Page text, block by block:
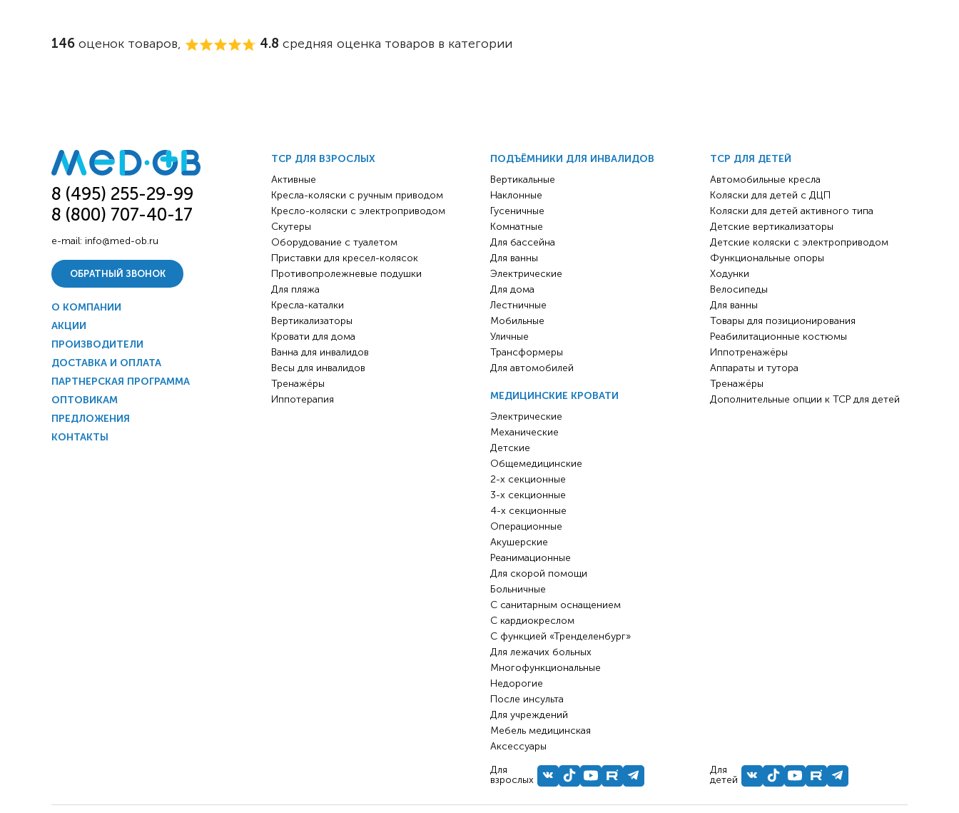
146 оценок товаров, 4.8 средняя оценка товаров в категории
8 (495) 255-29-99
8 (800) 707-40-17
e-mail: info@med-ob.ru
ОБРАТНЫЙ ЗВОНОК
О КОМПАНИИ
АКЦИИ
ПРОИЗВОДИТЕЛИ
ДОСТАВКА И ОПЛАТА
ПАРТНЕРСКАЯ ПРОГРАММА
ОПТОВИКАМ
ПРЕДЛОЖЕНИЯ
КОНТАКТЫ
ТСР ДЛЯ ВЗРОСЛЫХ
Активные
Кресла-коляски с ручным приводом
Кресло-коляски с электроприводом
Скутеры
Оборудование с туалетом
Приставки для кресел-колясок
Противопролежневые подушки
Для пляжа
Кресла-каталки
Вертикализаторы
Кровати для дома
Ванна для инвалидов
Весы для инвалидов
Тренажёры
Иппотерапия
ПОДЪЁМНИКИ ДЛЯ ИНВАЛИДОВ
Вертикальные
Наклонные
Гусеничные
Комнатные
Для бассейна
Для ванны
Электрические
Для дома
Лестничные
Мобильные
Уличные
Трансформеры
Для автомобилей
МЕДИЦИНСКИЕ КРОВАТИ
Электрические
Механические
Детские
Общемедицинские
2-х секционные
3-х секционные
4-х секционные
Операционные
Акушерские
Реанимационные
Для скорой помощи
Больничные
С санитарным оснащением
С кардиокреслом
С функцией «Тренделенбург»
Для лежачих больных
Многофункциональные
Недорогие
После инсульта
Для учреждений
Мебель медицинская
Аксессуары
Для
взрослых
ТСР ДЛЯ ДЕТЕЙ
Автомобильные кресла
Коляски для детей с ДЦП
Коляски для детей активного типа
Детские вертикализаторы
Детские коляски с электроприводом
Функциональные опоры
Ходунки
Велосипеды
Для ванны
Товары для позиционирования
Реабилитационные костюмы
Иппотренажёры
Аппараты и тутора
Тренажёры
Дополнительные опции к ТСР для детей
Для
детей